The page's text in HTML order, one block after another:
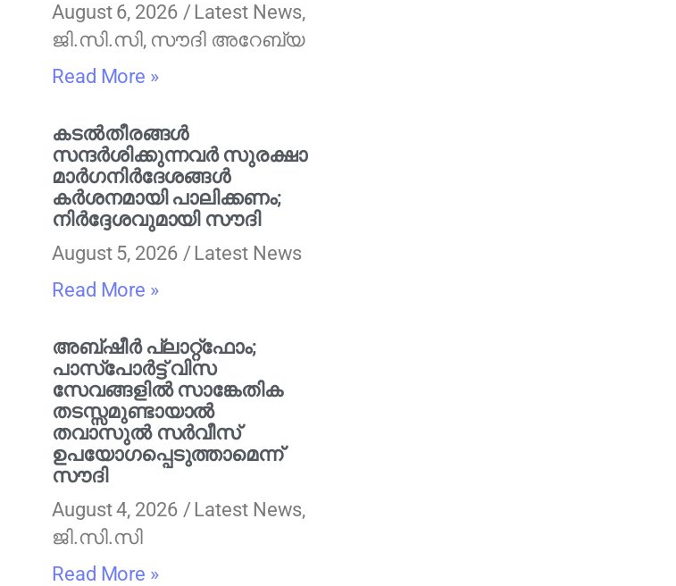
August 6, 2026
Latest News,
ജി.സി.സി, സൗദി അറേബ്യ
Read More »
കടൽതീരങ്ങൾ
സന്ദർശിക്കുന്നവർ സുരക്ഷാ
മാർഗനിർദേശങ്ങൾ
കർശനമായി പാലിക്കണം;
നിർദ്ദേശവുമായി സൗദി
August 5, 2026
Latest News
Read More »
അബ്ഷീർ പ്ലാറ്റ്‌ഫോം;
പാസ്‌പോർട്ട് വിസ
സേവങ്ങളിൽ സാങ്കേതിക
തടസ്സമുണ്ടായാൽ
തവാസുൽ സർവീസ്
ഉപയോഗപ്പെടുത്താമെന്ന്
സൗദി
August 4, 2026
Latest News,
ജി.സി.സി
Read More »